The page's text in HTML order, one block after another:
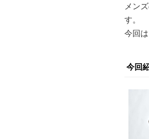
メン
す。
今回
今回